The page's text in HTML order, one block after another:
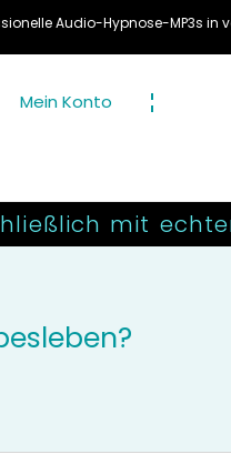
MP3s in verschiedenen
Mein Konto
mit